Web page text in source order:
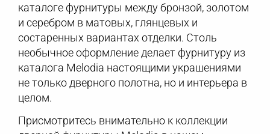
каталоге фурнитуры между бронзой, золотом
и серебром в матовых, глянцевых и
состаренных вариантах отделки. Столь
необычное оформление делает фурнитуру из
каталога Melodia настоящими украшениями
не только дверного полотна, но и интерьера в
целом.
Присмотритесь внимательно к коллекции